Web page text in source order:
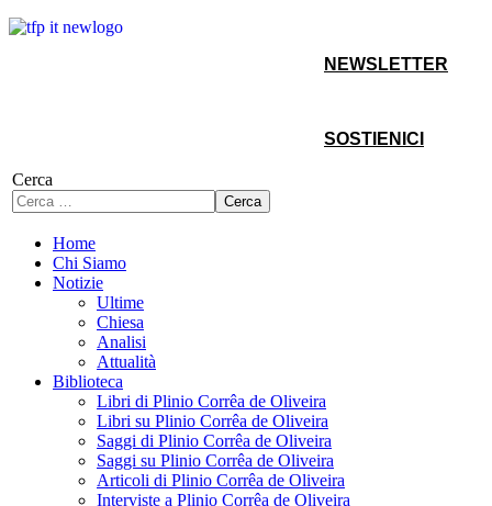
NEWSLETTER
SOSTIENICI
Cerca
Cerca
Home
Chi Siamo
Notizie
Ultime
Chiesa
Analisi
Attualità
Biblioteca
Libri di Plinio Corrêa de Oliveira
Libri su Plinio Corrêa de Oliveira
Saggi di Plinio Corrêa de Oliveira
Saggi su Plinio Corrêa de Oliveira
Articoli di Plinio Corrêa de Oliveira
Interviste a Plinio Corrêa de Oliveira